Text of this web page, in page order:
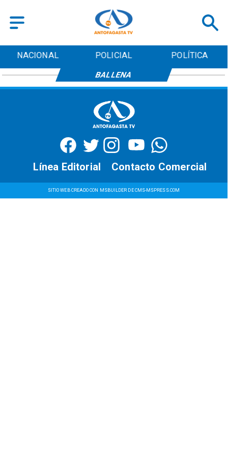
NACIONAL POLICIAL POLÍTICA
BALLENA
SITIO WEB CREADO CON MSBUILDER DE CMS-MSPRESS.COM
Contacto Comercial
Línea Editorial